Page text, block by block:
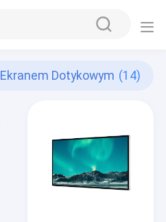
Dotykowym (14)